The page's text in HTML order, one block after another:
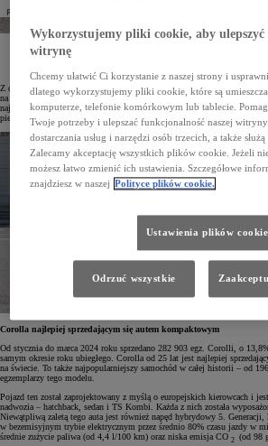
Portal Focus2Move.com podał najnowsze dane o światowej
segmentach w I kwartale 2024 roku. Wiodąca pozycja przypadła
Z danych portalu Focus2Move.com wynika, że w I kwartale 2024 roku
na świecie utrzymuje Toyota. Modele marki dominują również w swoich
najpopularniejszym autem kompaktowym, Camry to lider segmentu aut
pierwsze miejsce wśród samochodów miejskich.
Corolla najlepiej sprzedającym się autem kompaktowym
Od stycznia do marca 2024 roku sprzedano 282 903 egz. Corolli, o
samym okresie roku ubiegłego. Corolla od 25 lat jest najlepiej
na świecie. To także najpopularniejszy samochód w całej historii – od
egzemplarzy tego modelu.
Pojazd ten został zaprojektowany z myślą o europejskich kierowcach i
nadwozia – hatchback, sedan i TS Kombi. Każda z nich została
Niewątpliwą zaletą tego auta jest również napęd hybrydowy 5. Generacji,
w bezemisyjnym trybie elektrycznym przez średnio 80% czasu jazdy w
średnie zużycie paliwa (od 4,4 l/100 km) oraz niska emisja CO 2 (od 98
Wykorzystujemy pliki cookie, aby ulepszyć
witrynę
Chcemy ułatwić Ci korzystanie z naszej strony i
dlatego wykorzystujemy pliki cookie, które są
komputerze, telefonie komórkowym lub tablecie.
Twoje potrzeby i ulepszać funkcjonalność naszej
dostarczania usług i narzędzi osób trzecich, a także
Zalecamy akceptację wszystkich plików cookie. Jeżeli
możesz łatwo zmienić ich ustawienia. Szczegółowe
znajdziesz w naszej Polityce plików cookie.
Ustawienia plików cookie
Odrzuć wszystkie